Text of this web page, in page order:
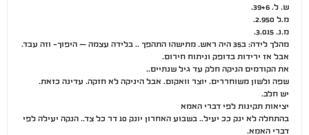
ש. ל. 39+6.
מ.ל 2.950.
מ.נ. 3.015.
מהלך לידה: ב35 היה ראש. מתישהו התהפך .. בלידה עצמה – היפוך- וזה עבד.
אבל אז ירידות בדופק וניתוח חירום.
את הקודמים הניקה חלק עד גיל שנתיים..
שפה ולשון משוחררים. יוצר וואקום. אבל היניקה לא חזקה. עדינה כזאת.
יש חלב.
יציאות תקינות לפי דברי האמא
בהתחלה לא ינק ככ יעיל.. בשבוע האחרון יונק 10 דר כל צד.. הנקה יעילה לפי
דברי האמא.